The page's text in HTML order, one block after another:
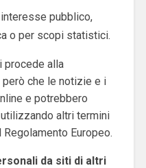
pubblico,
o per scopi statistici.
procede alla
che le notizie e i
e potrebbero
altri termini
Europeo.
da siti di altri